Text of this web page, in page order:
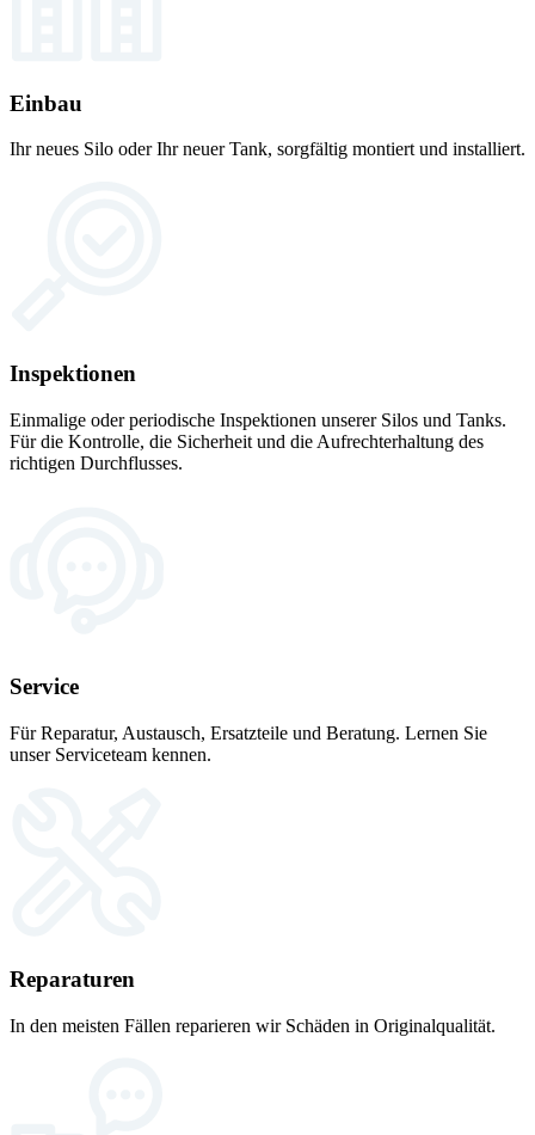
Einbau
Ihr neues Silo oder Ihr neuer Tank, sorgfältig montiert und installiert.
Inspektionen
Einmalige oder periodische Inspektionen unserer Silos und Tanks.
Für die Kontrolle, die Sicherheit und die Aufrechterhaltung des
richtigen Durchflusses.
Service
Für Reparatur, Austausch, Ersatzteile und Beratung. Lernen Sie
unser Serviceteam kennen.
Reparaturen
In den meisten Fällen reparieren wir Schäden in Originalqualität.